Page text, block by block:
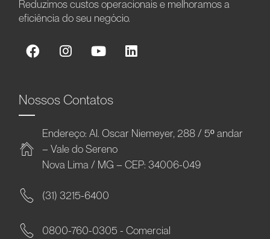
Reduzimos custos operacionais e melhoramos a
eficiência do seu negócio.
Nossos Contatos
Endereço: Al. Oscar Niemeyer, 288 / 5º andar
– Vale do Sereno
Nova Lima / MG – CEP: 34006-049
(31) 3215-6400
0800-760-0305 - Comercial